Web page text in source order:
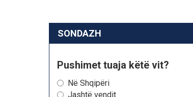
SONDAZH
Pushimet tuaja këtë vit?
Në Shqipëri
Jashtë vendit